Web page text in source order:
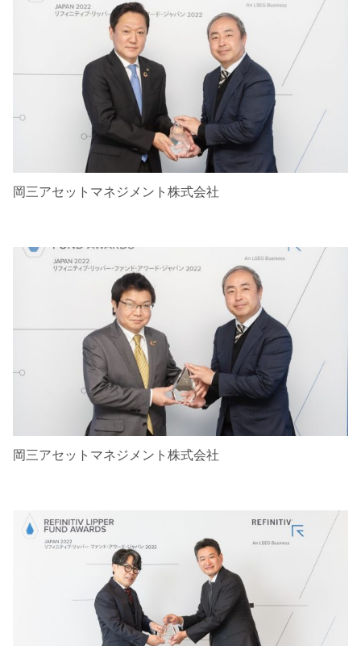
岡三アセットマネジメント株式会社
岡三アセットマネジメント株式会社